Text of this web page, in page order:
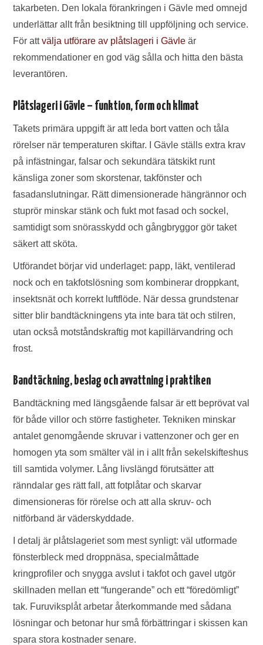
takarbeten. Den lokala förankringen i Gävle med omnejd
underlättar allt från besiktning till uppföljning och service.
För attvälja utförare av plåtslageri i Gävle är
rekommendationer en god väg sålla och hitta den bästa
leverantören.
Plåtslageri i Gävle – funktion, form och klimat
Takets primära uppgift är att leda bort vatten och tåla
rörelser när temperaturen skiftar. I Gävle ställs extra krav
på infästningar, falsar och sekundära tätskikt runt
känsliga zoner som skorstenar, takfönster och
fasadanslutningar. Rätt dimensionerade hängrännor och
stuprör minskar stänk och fukt mot fasad och sockel,
samtidigt som snörasskydd och gångbryggor gör taket
säkert att sköta.
Utförandet börjar vid underlaget: papp, läkt, ventilerad
nock och en takfotslösning som kombinerar droppkant,
insektsnät och korrekt luftflöde. När dessa grundstenar
sitter blir bandtäckningens yta inte bara tät och stilren,
utan också motståndskraftig mot kapillärvandring och
frost.
Bandtäckning, beslag och avvattning i praktiken
Bandtäckning med längsgående falsar är ett beprövat val
för både villor och större fastigheter. Tekniken minskar
antalet genomgående skruvar i vattenzoner och ger en
homogen yta som smälter väl in i allt från sekelskifteshus
till samtida volymer. Lång livslängd förutsätter att
ränndalar ges rätt fall, att fotplåtar och skarvar
dimensioneras för rörelse och att alla skruv- och
nitförband är väderskyddade.
I detalj är plåtslageriet som mest synligt: väl utformade
fönsterbleck med droppnäsa, specialmåttade
kringprofiler och snygga avslut i takfot och gavel utgör
skillnaden mellan ett “fungerande” och ett “föredömligt”
tak. Furuviksplåt arbetar återkommande med sådana
lösningar och betonar hur små förbättringar i skissen kan
spara stora kostnader senare.